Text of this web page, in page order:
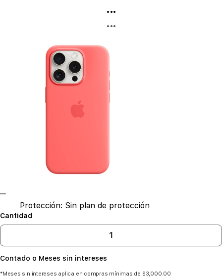
...
...
...
Protección: Sin plan de protección
Cantidad
Contado o Meses sin intereses
*Meses sin intereses aplica en compras mínimas de $3,000.00